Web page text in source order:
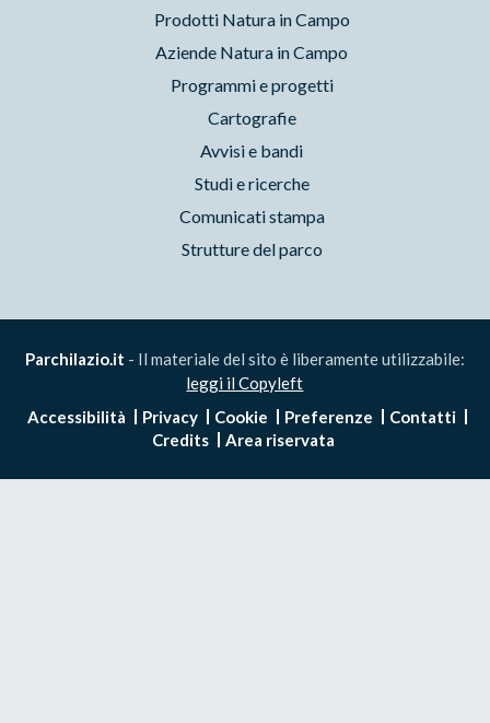
Prodotti Natura in Campo
Aziende Natura in Campo
Programmi e progetti
Cartografie
Avvisi e bandi
Studi e ricerche
Comunicati stampa
Strutture del parco
Parchilazio.it - Il materiale del sito è liberamente utilizzabile:
leggi il Copyleft
Accessibilità
Privacy Cookie Preferenze
Contatti
Credits
Area riservata